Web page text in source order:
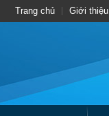
Trang chủ Giới thiệu